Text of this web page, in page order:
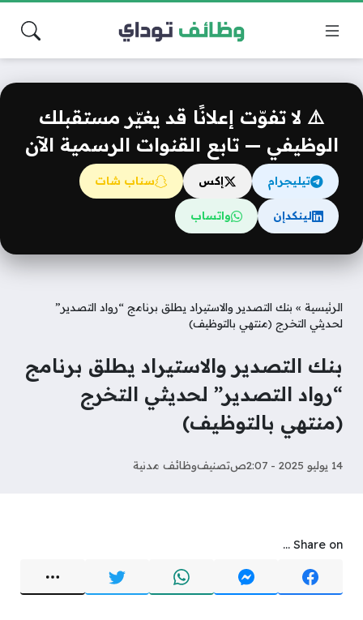
⚠️ لا تفوّت إعلانًا قد يغيّر مستقبلك
الوظيفي — تابع القنوات الرسمية الآن
تيليجرام إكس سناب شات
لينكدإن واتساب
الرئيسية » بنك التصدير والاستيراد يطلق برنامج “رواد التصدير”
لحديثي التخرج (منتهي بالتوظيف)
بنك التصدير والاستيراد يطلق برنامج
“رواد التصدير” لحديثي التخرج
(منتهي بالتوظيف)
14 يوليو 2025 - 2:07ص تصنيفوظائف مدنية
Share on ...